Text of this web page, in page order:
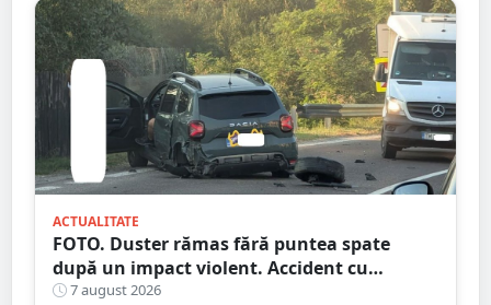
ACTUALITATE
FOTO. Duster rămas fără puntea spate
după un impact violent. Accident cu
implicarea unei mașini din Satu Mare
7 august 2026